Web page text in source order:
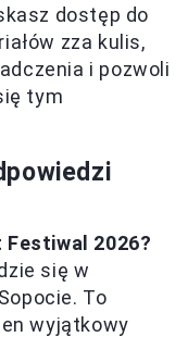
dostęp do
zza kulis,
i pozwoli
tym
2026?
się w
To
wyjątkowy